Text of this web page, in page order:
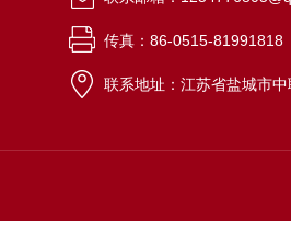
传真：86-0515-81991818
联系地址：江苏省盐城市